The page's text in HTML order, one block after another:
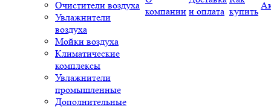
Очистители воздуха
Увлажнители
воздуха
Мойки воздуха
Климатические
комплексы
Увлажнители
промышленные
Дополнительные
компании и оплата купить